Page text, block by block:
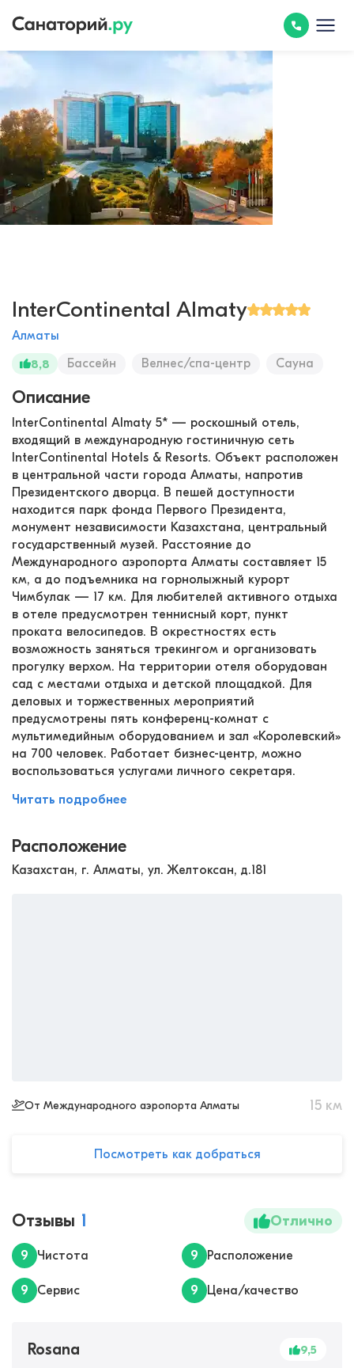
InterContinental Almaty
Алматы
8,8
Бассейн Велнес/спа-центр Сауна
Описание
InterContinental Almaty 5* — роскошный отель,
входящий в международную гостиничную сеть
InterContinental Hotels & Resorts. Объект расположен
в центральной части города Алматы, напротив
Президентского дворца. В пешей доступности
находится парк фонда Первого Президента,
монумент независимости Казахстана, центральный
государственный музей. Расстояние до
Международного аэропорта Алматы составляет 15
км, а до подъемника на горнолыжный курорт
Чимбулак — 17 км. Для любителей активного отдыха
в отеле предусмотрен теннисный корт, пункт
проката велосипедов. В окрестностях есть
возможность заняться трекингом и организовать
прогулку верхом. На территории отеля оборудован
сад с местами отдыха и детской площадкой. Для
деловых и торжественных мероприятий
предусмотрены пять конференц-комнат с
мультимедийным оборудованием и зал «Королевский»
на 700 человек. Работает бизнес-центр, можно
воспользоваться услугами личного секретаря.
Читать подробнее
Расположение
Казахстан, г. Алматы, ул. Желтоксан, д.181
От Международного аэропорта Алматы 15 км
Посмотреть как добраться
Отзывы 1 Отлично
9 Чистота 9 Расположение
9 Сервис 9 Цена/качество
Rosana 9,5